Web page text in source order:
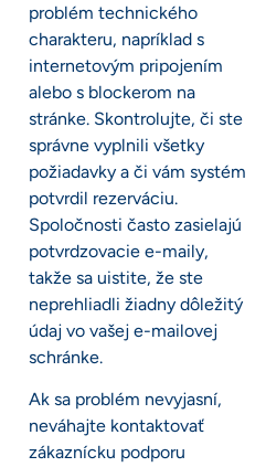
problém technického
charakteru, napríklad s
internetovým pripojením
alebo s blockerom na
stránke. Skontrolujte, či ste
správne vyplnili všetky
požiadavky a či vám systém
potvrdil rezerváciu.
Spoločnosti často zasielajú
potvrdzovacie e-maily,
takže sa uistite, že ste
neprehliadli žiadny dôležitý
údaj vo vašej e-mailovej
schránke.
Ak sa problém nevyjasní,
neváhajte kontaktovať
zákaznícku podporu